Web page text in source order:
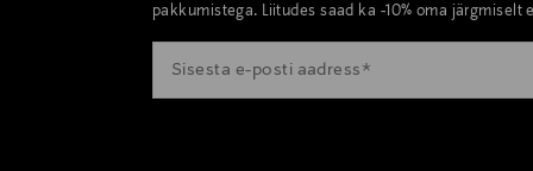
pakkumistega. Liitudes saad ka -10% oma järgmiselt